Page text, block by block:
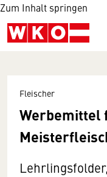
Zum Inhalt springen
Fleischer
Werbemittel